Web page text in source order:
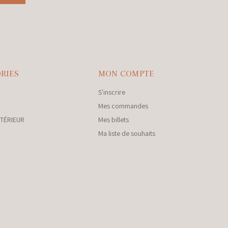
MON COMPTE
S'inscrire
Mes commandes
Mes billets
Ma liste de souhaits